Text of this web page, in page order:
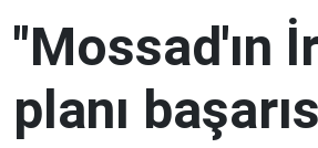
"Mossad'ın
planı